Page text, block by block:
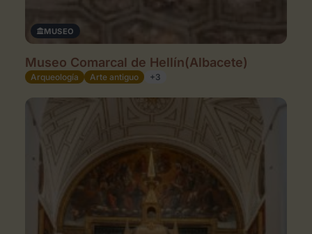
MUSEO
Museo Comarcal de Hellín(Albacete)
Arqueología Arte antiguo +3